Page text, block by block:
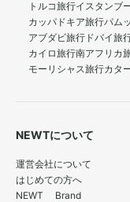
トルコ旅行イスタンブ
カッパドキア旅行パム
アブダビ旅行 ドバイ旅
カイロ旅行南アフリカ
モーリシャス旅行カタ
NEWTについて
運営会社について
はじめての方へ
NEWT Brand